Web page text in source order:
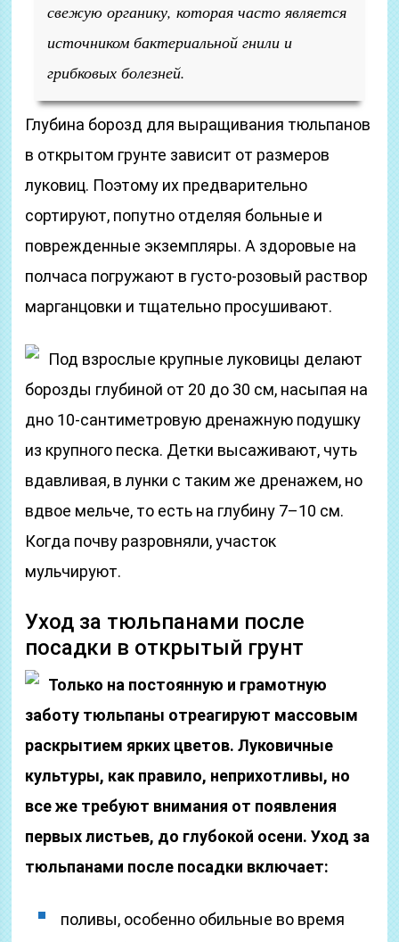
свежую органику, которая часто является
источником бактериальной гнили и
грибковых болезней.
Глубина борозд для выращивания тюльпанов
в открытом грунте зависит от размеров
луковиц. Поэтому их предварительно
сортируют, попутно отделяя больные и
поврежденные экземпляры. А здоровые на
полчаса погружают в густо-розовый раствор
марганцовки и тщательно просушивают.
Под взрослые крупные луковицы делают
борозды глубиной от 20 до 30 см, насыпая на
дно 10-сантиметровую дренажную подушку
из крупного песка. Детки высаживают, чуть
вдавливая, в лунки с таким же дренажем, но
вдвое мельче, то есть на глубину 7–10 см.
Когда почву разровняли, участок
мульчируют.
Уход за тюльпанами после
посадки в открытый грунт
Только на постоянную и грамотную
заботу тюльпаны отреагируют массовым
раскрытием ярких цветов. Луковичные
культуры, как правило, неприхотливы, но
все же требуют внимания от появления
первых листьев, до глубокой осени. Уход за
тюльпанами после посадки включает:
поливы, особенно обильные во время